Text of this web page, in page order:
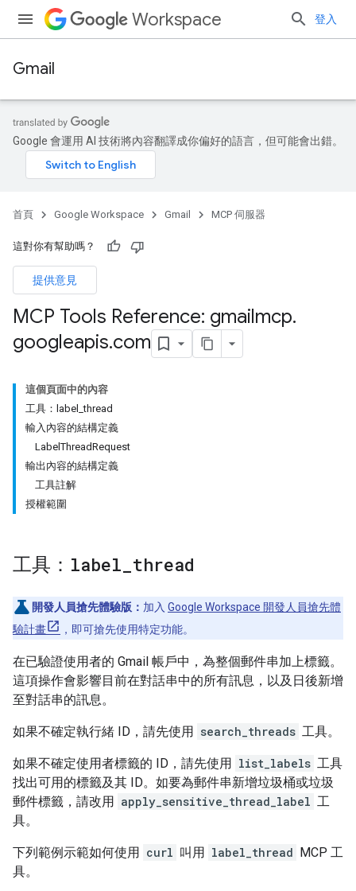
Workspace 登入
Gmail
Google 會運用 AI 技術將內容翻譯成你偏好的語言，但可能會出錯。
首頁 Google Workspace Gmail MCP 伺服器
這對你有幫助嗎？
提供意見
MCP Tools Reference: gmailmcp.
googleapis.com
這個頁面中的內容
工具：label_thread
輸入內容的結構定義
LabelThreadRequest
輸出內容的結構定義
工具註解
授權範圍
工具： label thread
開發人員搶先體驗版： 加入 Google Workspace 開發人員搶先體
驗計畫
，即可搶先使用特定功能。
在已驗證使用者的 Gmail 帳戶中，為整個郵件串加上標籤。
這項操作會影響目前在對話串中的所有訊息，以及日後新增
至對話串的訊息。
如果不確定執行緒 ID，請先使用 search_threads 工具。
如果不確定使用者標籤的 ID，請先使用 list_labels 工具
找出可用的標籤及其 ID。如要為郵件串新增垃圾桶或垃圾
郵件標籤，請改用 apply_sensitive_thread_label 工
具。
下列範例示範如何使用 curl 叫用 label_thread MCP 工
具。